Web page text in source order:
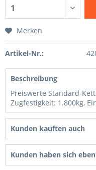
Merken
Artikel-Nr.:
Beschreibung
Preiswerte Standard-
Zugfestigkeit: 1.800kg,
Kunden kauften auch
Kunden haben sich